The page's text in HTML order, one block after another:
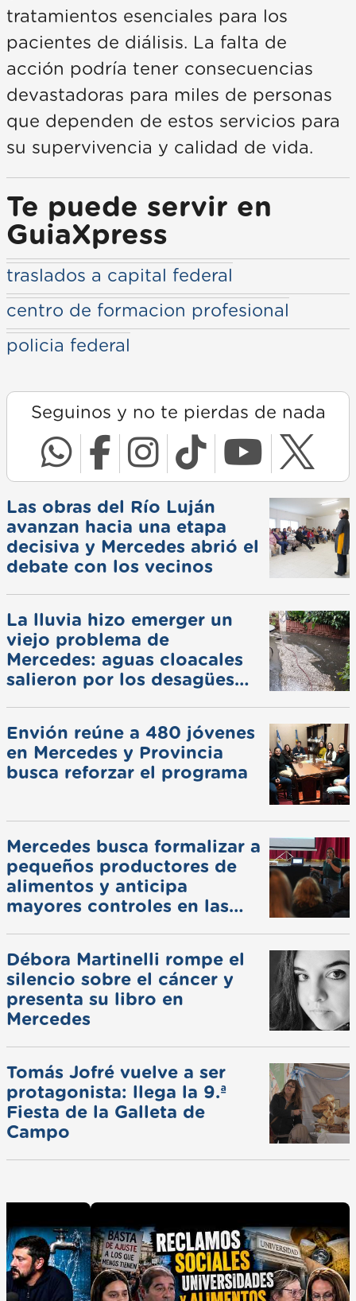
tratamientos esenciales para los
pacientes de diálisis. La falta de
acción podría tener consecuencias
devastadoras para miles de personas
que dependen de estos servicios para
su supervivencia y calidad de vida.
Te puede servir en
GuiaXpress
traslados a capital federal
centro de formacion profesional
policia federal
Seguinos y no te pierdas de nada
Las obras del Río Luján
avanzan hacia una etapa
decisiva y Mercedes abrió el
debate con los vecinos
La lluvia hizo emerger un
viejo problema de
Mercedes: aguas cloacales
salieron por los desagües
Envión reúne a 480 jóvenes
en Mercedes y Provincia
busca reforzar el programa
Mercedes busca formalizar a
pequeños productores de
alimentos y anticipa
mayores controles en las
Débora Martinelli rompe el
silencio sobre el cáncer y
presenta su libro en
Mercedes
Tomás Jofré vuelve a ser
protagonista: llega la 9.ª
Fiesta de la Galleta de
Campo